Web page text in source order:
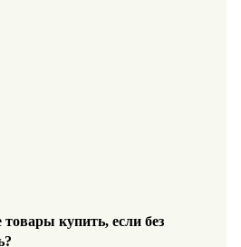
купить, если без